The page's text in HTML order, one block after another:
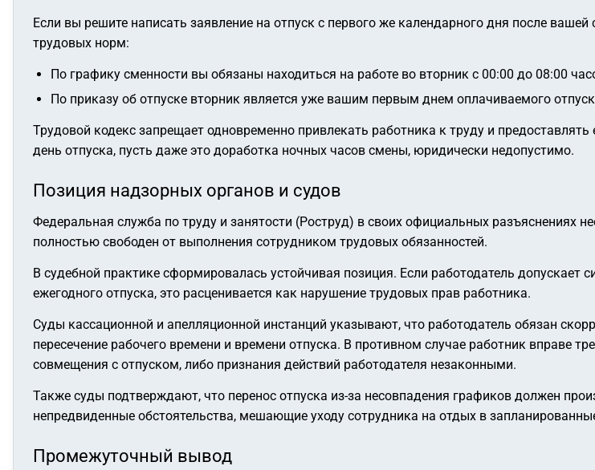
Если вы решите написать заявление на отпуск с первого же календарного дня после
трудовых норм:
По графику сменности вы обязаны находиться на работе во вторник с 00:00 до 08:00
По приказу об отпуске вторник является уже вашим первым днем оплачиваемого
Трудовой кодекс запрещает одновременно привлекать работника к труду и
день отпуска, пусть даже это доработка ночных часов смены, юридически недопустимо.
Позиция надзорных органов и судов
Федеральная служба по труду и занятости (Роструд) в своих официальных разъяснениях
полностью свободен от выполнения сотрудником трудовых обязанностей.
В судебной практике сформировалась устойчивая позиция. Если работодатель
ежегодного отпуска, это расценивается как нарушение трудовых прав работника.
Суды кассационной и апелляционной инстанций указывают, что работодатель обязан
пересечение рабочего времени и времени отпуска. В противном случае работник вправе
совмещения с отпуском, либо признания действий работодателя незаконными.
Также суды подтверждают, что перенос отпуска из-за несовпадения графиков должен
непредвиденные обстоятельства, мешающие уходу сотрудника на отдых в
Промежуточный вывод